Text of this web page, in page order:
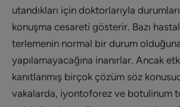
utandıkları için doktorlarıyla
konuşma cesareti gösterir. Bazı
terlemenin normal bir durum
yapılamayacağına inanırlar. Ancak
kanıtlanmış birçok çözüm söz
vakalarda, iyontoforez ve botulinum